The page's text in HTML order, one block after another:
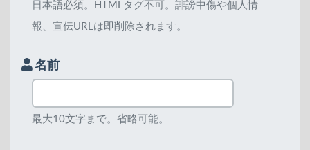
日本語必須。HTMLタグ不可。誹謗中傷や個人情
報、宣伝URLは即削除されます。
名前
最大10文字まで。省略可能。